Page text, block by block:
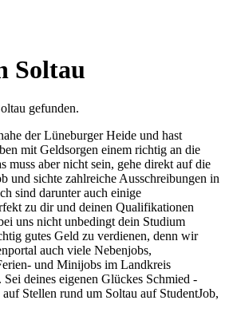
Soltau
gefunden.
der Lüneburger Heide und hast
mit Geldsorgen einem richtig an die
muss aber nicht sein, gehe direkt auf die
und sichte zahlreiche Ausschreibungen in
sind darunter auch einige
zu dir und deinen Qualifikationen
uns nicht unbedingt dein Studium
gutes Geld zu verdienen, denn wir
auch viele Nebenjobs,
und Minijobs im Landkreis
deines eigenen Glückes Schmied -
Stellen rund um Soltau auf StudentJob,